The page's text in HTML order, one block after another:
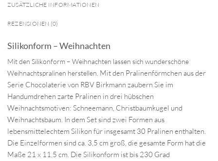
ZUSÄTZLICHE INFORMATIONEN
REZENSIONEN (0)
Silikonform – Weihnachten
Mit den Silikonform – Weihnachten lassen sich wunderschöne
Weihnachtspralinen herstellen. Mit den Pralinenförmchen aus der
Serie Chocolaterie von RBV Birkmann zaubern Sie im
Handumdrehen zarte Pralinen in drei hübschen
Weihnachtsmotiven: Schneemann, Christbaumkugel und
Weihnachtsbaum. In dem Set sind zwei Formen aus
lebensmittelechtem Silikon für insgesamt 30 Pralinen enthalten.
Die Einzelformen sind ca. 3,5 cm groß, die gesamte Form hat die
Maße 21 x 11,5 cm. Die Silikonform ist bis 230 Grad